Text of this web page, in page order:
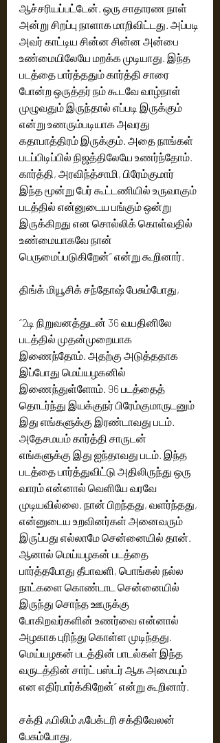
ஆச்சரியப்பட்டேன். ஒரு சாதாரண நாள்
அன்று சிறப்பு நாளாக மாறிவிட்டது. அப்படி
அவர் காட்டிய சின்ன சின்ன அன்பை
உண்மையிலேயே மறக்க முடியாது. இந்த
படத்தை பார்த்ததும் கார்த்தி சாரை
போன்ற ஒருத்தர் நம் கூடவே வாழ்நாள்
முழுவதும் இருந்தால் எப்படி இருக்கும்
என்று உணரும்படியாக அவரது
கதாபாத்திரம் இருக்கும். அதை நாங்கள்
படப்பிடிப்பில் நிஜத்திலேயே உணர்ந்தோம்.
கார்த்தி, அரவிந்த்சாமி, பிரேம்குமார்
இந்த மூன்று பேர் கூட்டணியில் உருவாகும்
படத்தில் என்னுடைய பங்கும் ஒன்று
இருக்கிறது என சொல்லிக் கொள்வதில்
உண்மையாகவே நான்
பெருமைப்படுகிறேன்” என்று கூறினார்.
திங்க் மியூசிக் சந்தோஷ் பேசும்போது,
“2டி நிறுவனத்துடன் 36 வயதினிலே
படத்தில் முதன்முறையாக
இணைந்தோம். அதற்கு அடுத்ததாக
இப்போது மெய்யழகனில்
இணைந்துள்ளோம். 96 படத்தைத்
தொடர்ந்து இயக்குநர் பிரேம்குமாருடனும்
இது எங்களுக்கு இரண்டாவது படம்.
அதேசமயம் கார்த்தி சாருடன்
எங்களுக்கு இது ஐந்தாவது படம். இந்த
படத்தை பார்த்துவிட்டு அதிலிருந்து ஒரு
வாரம் என்னால் வெளியே வரவே
முடியவில்லை. நான் பிறந்தது, வளர்ந்தது,
என்னுடைய உறவினர்கள் அனைவரும்
இருப்பது எல்லாமே சென்னையில் தான்.
ஆனால் மெய்யழகன் படத்தை
பார்த்தபோது தீபாவளி, பொங்கல் நல்ல
நாட்களை கொண்டாட சென்னையில்
இருந்து சொந்த ஊருக்கு
போகிறவர்களின் உணர்வை என்னால்
அழகாக புரிந்து கொள்ள முடிந்தது.
மெய்யழகன் படத்தின் பாடல்கள் இந்த
வருடத்தின் சார்ட் பஸ்டர் ஆக அமையும்
என எதிர்பார்க்கிறேன்” என்று கூறினார்.
சக்தி ஃபிலிம் ஃபேக்டரி சக்திவேலன்
பேசும்போது,